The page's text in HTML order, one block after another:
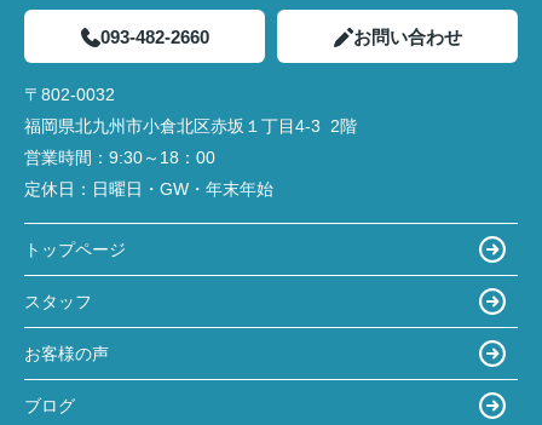
093-482-2660 お問い合わせ
〒802-0032
福岡県北九州市小倉北区赤坂１丁目4‐3 2階
営業時間： 9:30～18：00
定休日： 日曜日・GW・年末年始
トップページ
スタッフ
お客様の声
ブログ